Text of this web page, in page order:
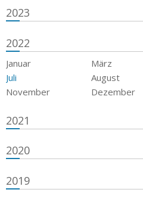
2023
2022
Januar März
Juli
August
November
Dezember
2021
2020
2019